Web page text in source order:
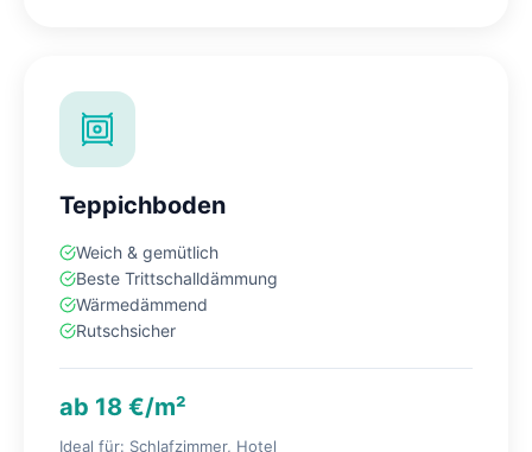
Teppichboden
Weich & gemütlich
Beste Trittschalldämmung
Wärmedämmend
Rutschsicher
ab 18 €/m²
Ideal für: Schlafzimmer, Hotel